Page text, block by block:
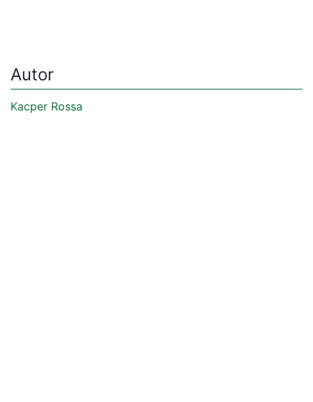
Autor
Kacper Rossa